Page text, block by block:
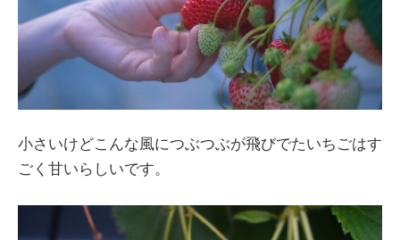
小さいけどこんな風につぶつぶが飛びでたいちごはす
ごく甘いらしいです。